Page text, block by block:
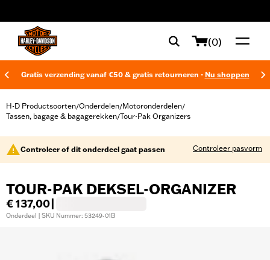
(0)
Gratis verzending vanaf €50 & gratis retourneren - Nu shoppen
H-D Productsoorten/Onderdelen/Motoronderdelen/
Tassen, bagage & bagagerekken/Tour-Pak Organizers
Controleer of dit onderdeel gaat passen Controleer pasvorm
TOUR-PAK DEKSEL-ORGANIZER
€ 137,00
Onderdeel | SKU Nummer: 53249-01B